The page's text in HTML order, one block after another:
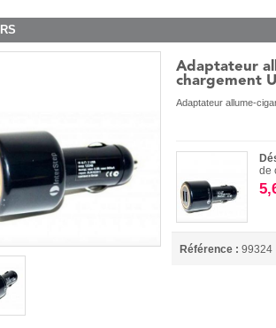
Adaptateur
chargement
Adaptateur allume-
de
Référence : 99324